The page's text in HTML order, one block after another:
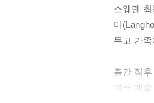
스웨덴
미
두고 가
출간 직
여러 예